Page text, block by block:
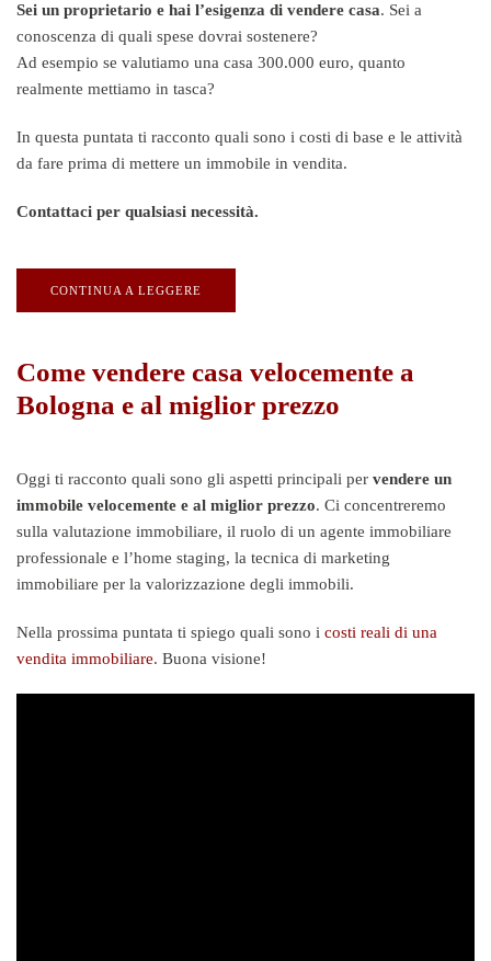
Sei un proprietario e hai l’esigenza di vendere casa. Sei a
conoscenza di quali spese dovrai sostenere?
Ad esempio se valutiamo una casa 300.000 euro, quanto
realmente mettiamo in tasca?
In questa puntata ti racconto quali sono i costi di base e le attività
da fare prima di mettere un immobile in vendita.
Contattaci per qualsiasi necessità.
CONTINUA A LEGGERE
Come vendere casa velocemente a
Bologna e al miglior prezzo
Oggi ti racconto quali sono gli aspetti principali per vendere un
immobile velocemente e al miglior prezzo. Ci concentreremo
sulla valutazione immobiliare, il ruolo di un agente immobiliare
professionale e l’home staging, la tecnica di marketing
immobiliare per la valorizzazione degli immobili.
Nella prossima puntata ti spiego quali sono i costi reali di una
vendita immobiliare. Buona visione!